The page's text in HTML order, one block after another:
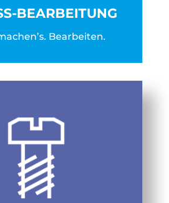
BEARBEITUNG
Bearbeiten.